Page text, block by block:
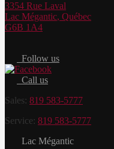
3354 Rue Laval
Lac Mégantic, Québec
G6B 1A4
Follow us
Call us
Sales: 819 583-5777
Service: 819 583-5777
Lac Mégantic